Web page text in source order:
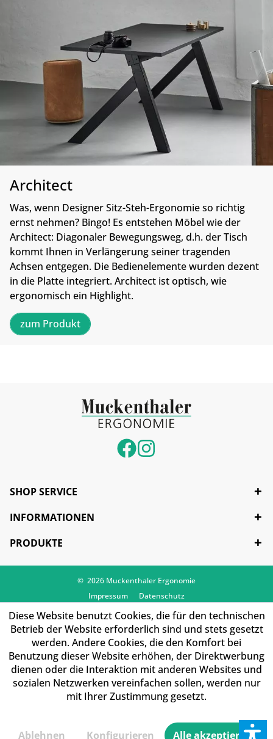
Architect
Was, wenn Designer Sitz-Steh-Ergonomie so richtig
ernst nehmen? Bingo! Es entstehen Möbel wie der
Architect: Diagonaler Bewegungsweg, d.h. der Tisch
kommt Ihnen in Verlängerung seiner tragenden
Achsen entgegen. Die Bedienelemente wurden dezent
in die Platte integriert. Architect ist optisch, wie
ergonomisch ein Highlight.
zum Produkt
SHOP SERVICE
INFORMATIONEN
PRODUKTE
© 2026 Muckenthaler Ergonomie
Impressum
Datenschutz
Diese Website benutzt Cookies, die für den technischen
Betrieb der Website erforderlich sind und stets gesetzt
werden. Andere Cookies, die den Komfort bei
Benutzung dieser Website erhöhen, der Direktwerbung
dienen oder die Interaktion mit anderen Websites und
sozialen Netzwerken vereinfachen sollen, werden nur
mit Ihrer Zustimmung gesetzt.
Ablehnen Konfigurieren Alle akzeptieren